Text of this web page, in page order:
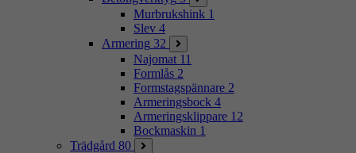
Murbrukshink 1
Slev 4
Armering 32
Najomat 11
Formlås 2
Formstagspännare 2
Armeringsbock 4
Armeringsklippare 12
Bockmaskin 1
Trädgård 80